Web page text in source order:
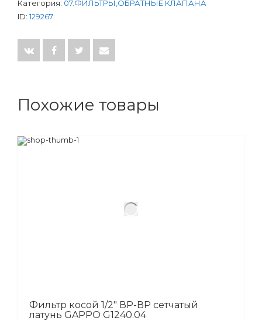
Категория: 07.ФИЛЬТРЫ,ОБРАТНЫЕ КЛАПАНА
ID: 129267
Похожие товары
Фильтр косой 1/2″ ВР-ВР сетчатый
латунь GAPPO G1240.04